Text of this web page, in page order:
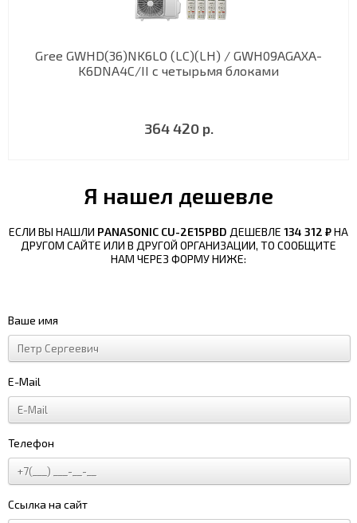
Gree GWHD(36)NK6LO (LC)(LH) / GWH09AGAXA-
K6DNA4C/II с четырьмя блоками
364 420 р.
Я нашел дешевле
ЕСЛИ ВЫ НАШЛИ PANASONIC CU-2E15PBD ДЕШЕВЛЕ 134 312 ₽НА
ДРУГОМ САЙТЕ ИЛИ В ДРУГОЙ ОРГАНИЗАЦИИ, ТО СООБЩИТЕ
НАМ ЧЕРЕЗ ФОРМУ НИЖЕ:
Ваше имя
E-Mail
Телефон
Ссылка на сайт